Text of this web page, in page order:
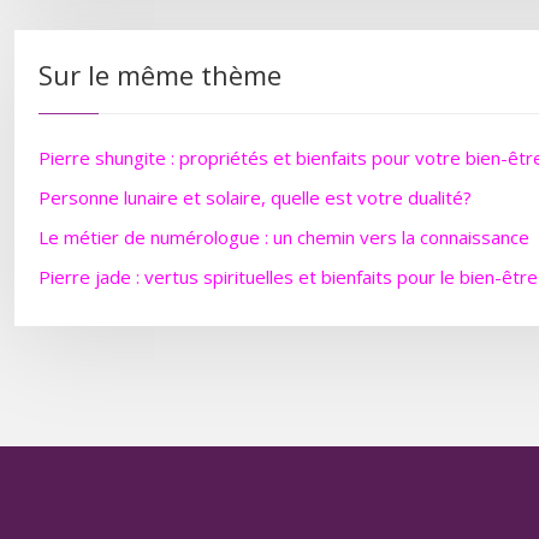
Sur le même thème
Pierre shungite : propriétés et bienfaits pour votre bien-
Personne lunaire et solaire, quelle est votre dualité?
Le métier de numérologue : un chemin vers la connaissance
Pierre jade : vertus spirituelles et bienfaits pour le bien-être